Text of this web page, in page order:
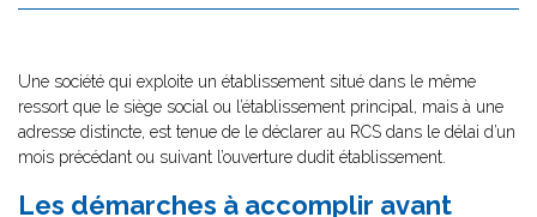
Une société qui exploite un établissement situé dans le même
ressort que le siège social ou l’établissement principal, mais à une
adresse distincte, est tenue de le déclarer au RCS dans le délai d’un
mois précédant ou suivant l’ouverture dudit établissement.
Les démarches à accomplir avant